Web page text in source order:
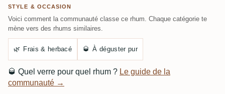
STYLE & OCCASION
Voici comment la communauté classe ce rhum. Chaque catégorie te
mène vers des rhums similaires.
🌿 Frais & herbacé 🥃 À déguster pur
🥃 Quel verre pour quel rhum ? Le guide de la
communauté →